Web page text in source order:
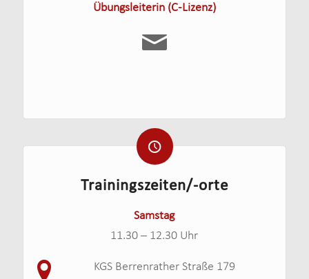
Übungsleiterin (C-Lizenz)
Trainingszeiten/-orte
Samstag
11.30 – 12.30 Uhr
KGS Berrenrather Straße 179